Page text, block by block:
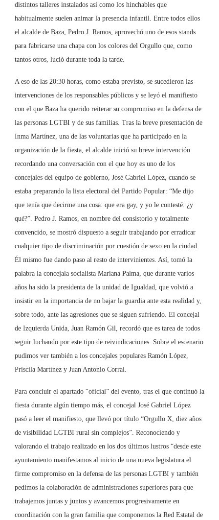
distintos talleres instalados así como los hinchables que
habitualmente suelen animar la presencia infantil. Entre todos ellos
el alcalde de Baza, Pedro J. Ramos, aprovechó uno de esos stands
para fabricarse una chapa con los colores del Orgullo que, como
tantos otros, lució durante toda la tarde.
A eso de las 20:30 horas, como estaba previsto, se sucedieron las
intervenciones de los responsables públicos y se leyó el manifiesto
con el que Baza ha querido reiterar su compromiso en la defensa de
las personas LGTBI y de sus familias. Tras la breve presentación de
Inma Martínez, una de las voluntarias que ha participado en la
organización de la fiesta, el alcalde inició su breve intervención
recordando una conversación con el que hoy es uno de los
concejales del equipo de gobierno, José Gabriel López, cuando se
estaba preparando la lista electoral del Partido Popular: “Me dijo
que tenía que decirme una cosa: que era gay, y yo le contesté: ¿y
qué?”. Pedro J. Ramos, en nombre del consistorio y totalmente
convencido, se mostró dispuesto a seguir trabajando por erradicar
cualquier tipo de discriminación por cuestión de sexo en la ciudad.
Él mismo fue dando paso al resto de intervinientes. Así, tomó la
palabra la concejala socialista Mariana Palma, que durante varios
años ha sido la presidenta de la unidad de Igualdad, que volvió a
insistir en la importancia de no bajar la guardia ante esta realidad y,
sobre todo, ante las agresiones que se siguen sufriendo. El concejal
de Izquierda Unida, Juan Ramón Gil, recordó que es tarea de todos
seguir luchando por este tipo de reivindicaciones. Sobre el escenario
pudimos ver también a los concejales populares Ramón López,
Priscila Martínez y Juan Antonio Corral.
Para concluir el apartado “oficial” del evento, tras el que continuó la
fiesta durante algún tiempo más, el concejal José Gabriel López
pasó a leer el manifiesto, que llevó por título “Orgullo X, diez años
de visibilidad LGTBI rural sin complejos”. Reconociendo y
valorando el trabajo realizado en los dos últimos lustros “desde este
ayuntamiento manifestamos al inicio de una nueva legislatura el
firme compromiso en la defensa de las personas LGTBI y también
pedimos la colaboración de administraciones superiores para que
trabajemos juntas y juntos y avancemos progresivamente en
coordinación con la gran familia que componemos la Red Estatal de